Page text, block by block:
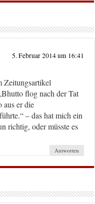
5. Februar 2014 um 16:41
Zeitungsartikel
flog nach der Tat
aus er die
– das hat mich ein
richtig, oder müsste es
Antworten